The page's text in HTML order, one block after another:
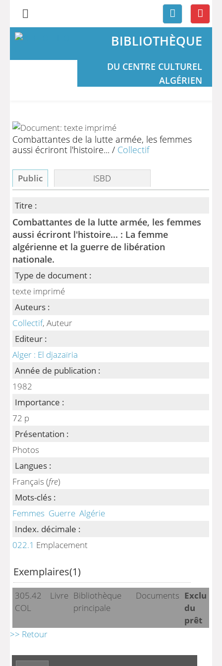
BIBLIOTHÈQUE
DU CENTRE CULTUREL
ALGÉRIEN
Combattantes de la lutte armée, les femmes
aussi écriront l'histoire... / Collectif
Public ISBD
Titre :
Combattantes de la lutte armée, les femmes
aussi écriront l'histoire... : La femme
algérienne et la guerre de libération
nationale.
Type de document :
texte imprimé
Auteurs :
Collectif, Auteur
Editeur :
Alger : El djazaïria
Année de publication :
1982
Importance :
72 p
Présentation :
Photos
Langues :
Français (fre)
Mots-clés :
Femmes Guerre Algérie
Index. décimale :
022.1 Emplacement
Exemplaires(1)
305.42
COL
Livre Bibliothèque
principale
Documents Exclu
du
prêt
>> Retour